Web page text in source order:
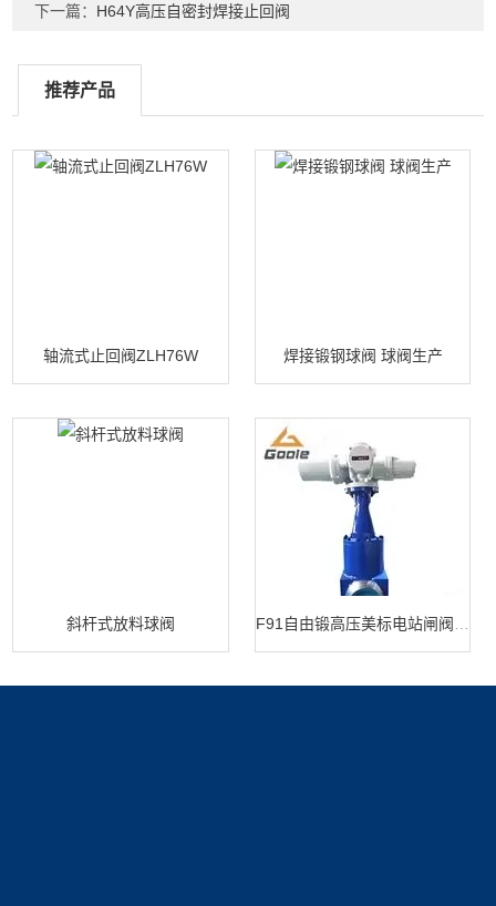
下一篇： H64Y高压自密封焊接止回阀
推荐产品
轴流式止回阀ZLH76W 焊接锻钢球阀 球阀生产
斜杆式放料球阀